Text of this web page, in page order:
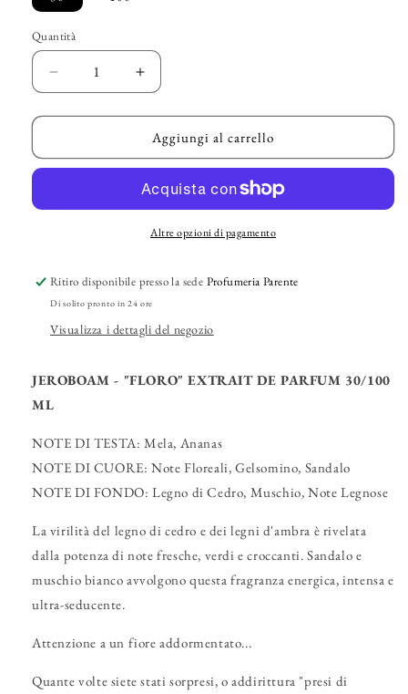
Quantità
Diminuisci
quantità
per
-
de
Aumenta
quantità
per
JEROBOAM
-
&quot;Floro&quot;
Extrait
de
Parfum
Aggiungi al carrello
Altre opzioni di pagamento
Ritiro disponibile presso la sede Profumeria Parente
Di solito pronto in 24 ore
Visualizza i dettagli del negozio
JEROBOAM - "FLORO" EXTRAIT DE PARFUM 30/100
ML
NOTE DI TESTA: Mela, Ananas
NOTE DI CUORE: Note Floreali, Gelsomino, Sandalo
NOTE DI FONDO: Legno di Cedro, Muschio, Note Legnose
La virilità del legno di cedro e dei legni d'ambra è rivelata
dalla potenza di note fresche, verdi e croccanti. Sandalo e
muschio bianco avvolgono questa fragranza energica, intensa e
ultra-seducente.
Attenzione a un fiore addormentato...
Quante volte siete stati sorpresi, o addirittura "presi di